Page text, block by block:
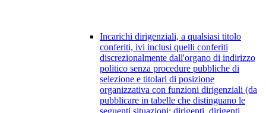
Incarichi dirigenziali, a qualsiasi titolo
conferiti, ivi inclusi quelli conferiti
discrezionalmente dall'organo di indirizzo
politico senza procedure pubbliche di
selezione e titolari di posizione
organizzativa con funzioni dirigenziali (da
pubblicare in tabelle che distinguano le